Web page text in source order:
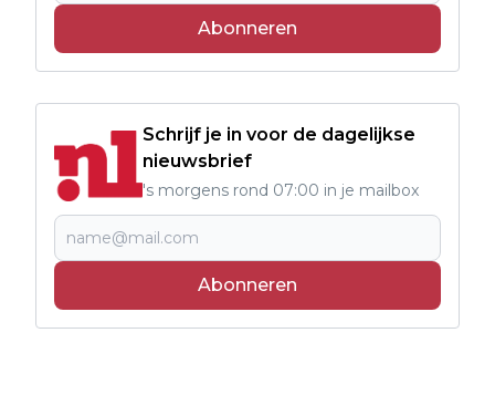
Abonneren
Schrijf je in voor de dagelijkse
nieuwsbrief
's morgens rond 07:00 in je mailbox
Abonneren